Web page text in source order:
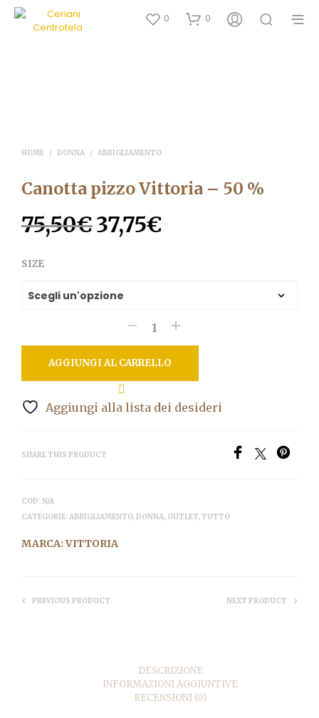
0 0
HOME / DONNA / ABBIGLIAMENTO
Canotta pizzo Vittoria – 50 %
75,50€ Il
era:
37,75€
37,75€.
SIZE
AGGIUNGI AL CARRELLO
Aggiungi alla lista dei desideri
SHARE THIS PRODUCT
COD:N/A
CATEGORIE:ABBIGLIAMENTO,DONNA, OUTLET,TUTTO
MARCA:VITTORIA
PREVIOUS PRODUCT NEXT PRODUCT
DESCRIZIONE
INFORMAZIONI AGGIUNTIVE
RECENSIONI (0)